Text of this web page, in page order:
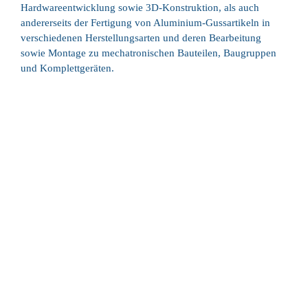
Hardwareentwicklung sowie 3D-Konstruktion, als auch
andererseits der Fertigung von Aluminium-Gussartikeln in
verschiedenen Herstellungsarten und deren Bearbeitung
sowie Montage zu mechatronischen Bauteilen, Baugruppen
und Komplettgeräten.